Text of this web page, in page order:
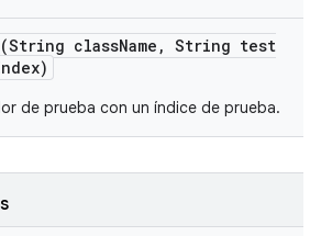
(String className , String test
de prueba con un índice de prueba.